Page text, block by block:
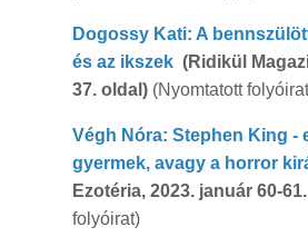
Dogossy Kati: A
és az ikszek (Ridikül
37. oldal) (Nyomtatott
Végh Nóra: Stephen King -
gyermek, avagy a horror
Ezotéria, 2023. január 60-
folyóirat)